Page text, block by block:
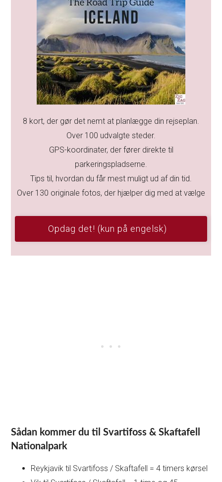
8 kort, der gør det nemt at planlægge din rejseplan.
Over 100 udvalgte steder.
GPS-koordinater, der fører direkte til
parkeringspladserne.
Tips til, hvordan du får mest muligt ud af din tid.
Over 130 originale fotos, der hjælper dig med at vælge
Opdag det! (kun på engelsk)
Sådan kommer du til Svartifoss &Skaftafell
Nationalpark
Reykjavik til Svartifoss / Skaftafell = 4 timers kørsel